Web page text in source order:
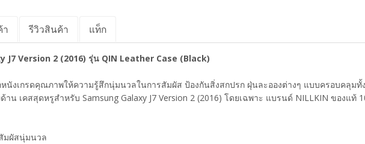
า รีวิวสินค้า แท็ก
J7 Version 2 (2016) รุ่น QIN Leather Case (Black)
หนังเกรดคุณภาพให้ความรู้สึกนุ่มนวลในการสัมผัส ป้องกันสิ่งสกปรก ฝุ่นละอองต่างๆ แบบครอบคลุมทั้
น เคสสุดหรูสำหรับ Samsung Galaxy J7 Version 2 (2016) โดยเฉพาะ แบรนด์ NILLKIN ของแท้
มผัสนุ่มนวล